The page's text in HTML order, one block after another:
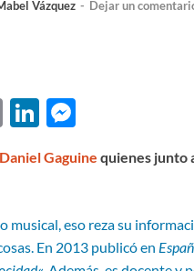
Vázquez - Dejar un
E
ail
Li
k
dI
n
se
g
er
Daniel Gaguine quienes junto
musical, eso reza su
En 2013 publicó en